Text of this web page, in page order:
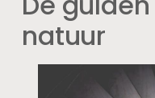
natuur